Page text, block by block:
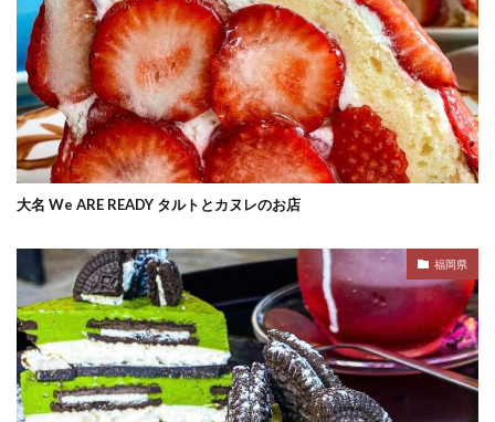
大名 We ARE READY タルトとカヌレのお店
福岡県